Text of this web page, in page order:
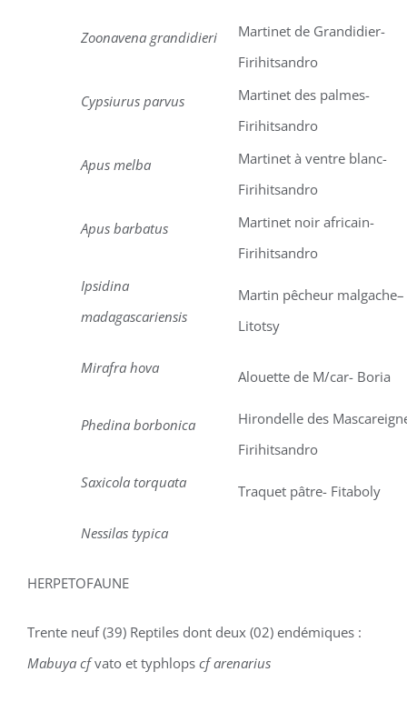
Zoonavena grandidieri
Martinet de Grandidier-
Firihitsandro
Cypsiurus parvus
Martinet des palmes-
Firihitsandro
Apus melba
Martinet à ventre blanc-
Firihitsandro
Apus barbatus
Martinet noir africain-
Firihitsandro
Ipsidina
madagascariensis
Martin pêcheur malgache–
Litotsy
Mirafra hova Alouette de M/car- Boria
Phedina borbonica
Hirondelle des
Firihitsandro
Saxicola torquata
Traquet pâtre- Fitaboly
Nessilas typica
HERPETOFAUNE
Trente neuf (39) Reptiles dont deux (02) endémiques :
Mabuya cfvato et typhlops cf arenarius